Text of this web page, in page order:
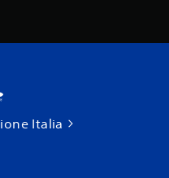
Italia